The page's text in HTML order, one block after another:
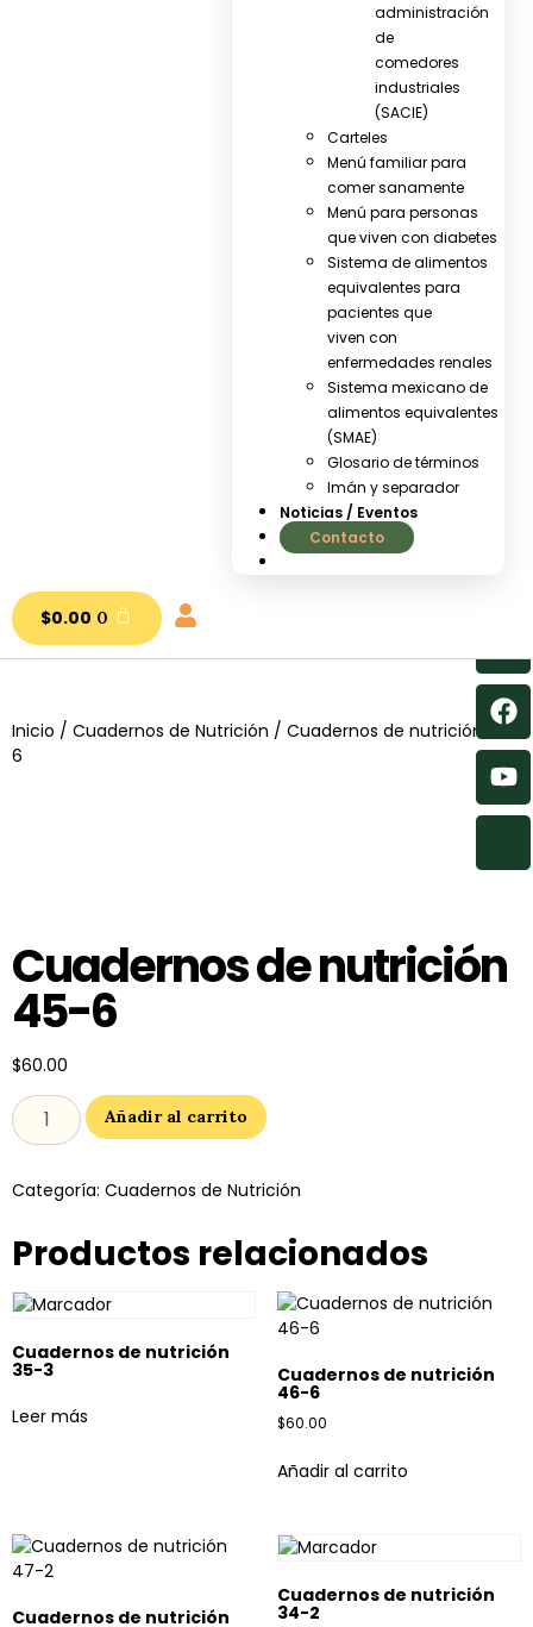
administración
de
comedores
industriales
(SACIE)
Carteles
Menú familiar para
comer sanamente
Menú para personas
que viven con diabetes
Sistema de alimentos
equivalentes para
pacientes que
viven con
enfermedades renales
Sistema mexicano de
alimentos equivalentes
(SMAE)
Glosario de términos
Imán y separador
Noticias / Eventos
Contacto
$0.00 0
Inicio / Cuadernos de Nutrición / Cuadernos de nutrición 45-
6
Cuadernos de nutrición
45-6
$60.00
Añadir al carrito
Categoría: Cuadernos de Nutrición
Productos relacionados
Cuadernos de nutrición
35-3
Leer más
Cuadernos de nutrición
46-6
$60.00
Añadir al carrito
Cuadernos de nutrición
Cuadernos de nutrición
34-2